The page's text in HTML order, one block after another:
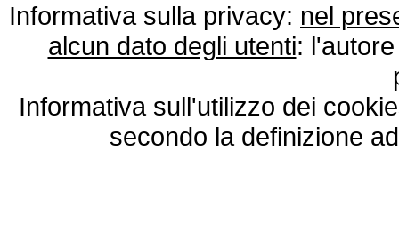
Informativa sulla privacy: nel
alcun dato degli utenti:
Informativa sull'utilizzo dei
secondo la definizione